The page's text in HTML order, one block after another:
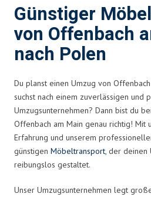
Günstiger
von Offenbach
nach Polen
Du planst einen Umzug von
suchst nach einem zuverlässigen und
Umzugsunternehmen? Dann bist du
Offenbach am Main genau richtig! Mit
Erfahrung und unserem
günstigen Möbeltransport, der deinen
reibungslos gestaltet.
Unser Umzugsunternehmen legt